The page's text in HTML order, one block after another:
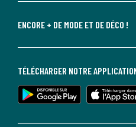
ENCORE + DE MODE ET DE DÉCO !
TÉLÉCHARGER NOTRE